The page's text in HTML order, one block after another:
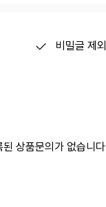
비밀글 제외
된 상품문의가 없습니다